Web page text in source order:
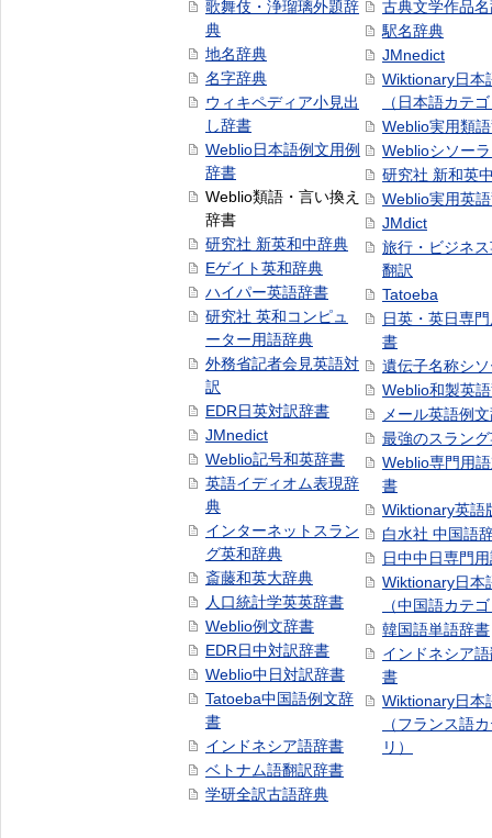
歌舞伎・浄瑠璃外題辞
典
地名辞典
名字辞典
ウィキペディア小見出
し辞書
Weblio日本語例文用例
辞書
Weblio類語・言い換え
辞書
研究社 新英和中辞典
Eゲイト英和辞典
ハイパー英語辞書
研究社 英和コンピュ
ーター用語辞典
外務省記者会見英語対
訳
EDR日英対訳辞書
JMnedict
Weblio記号和英辞書
英語イディオム表現辞
典
インターネットスラン
グ英和辞典
斎藤和英大辞典
人口統計学英英辞書
Weblio例文辞書
EDR日中対訳辞書
Weblio中日対訳辞書
Tatoeba中国語例文辞
書
インドネシア語辞書
ベトナム語翻訳辞書
学研全訳古語辞典
古典文学作品
駅名辞典
JMnedict
Wiktionary日本
（日本語カテ
Weblio実用類
Weblioシソー
研究社 新和英
Weblio実用英
JMdict
旅行・ビジネ
翻訳
Tatoeba
日英・英日専
書
遺伝子名称シ
Weblio和製英
メール英語例
最強のスラン
Weblio専門用
書
Wiktionary英語
白水社 中国語
日中中日専門
Wiktionary日本
（中国語カテ
韓国語単語辞書
インドネシア
書
Wiktionary日本
（フランス語
リ）